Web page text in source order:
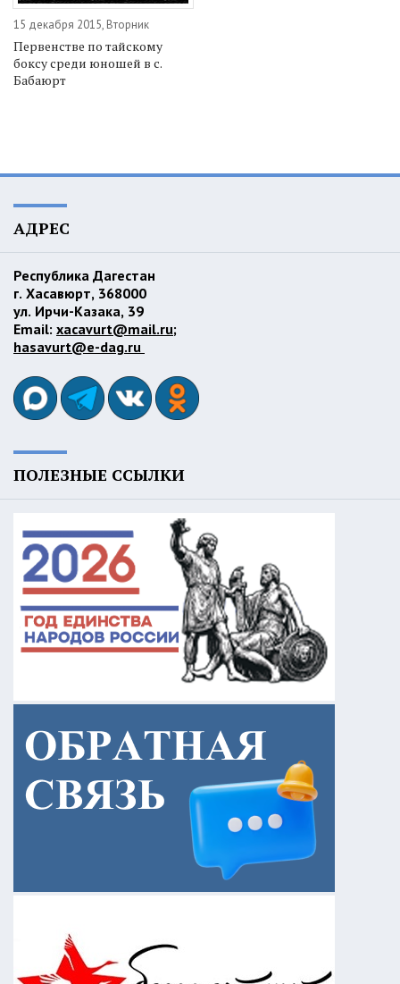
15 декабря 2015, Вторник
Первенстве по тайскому
боксу среди юношей в с.
Бабаюрт
АДРЕС
Республика Дагестан
г. Хасавюрт, 368000
ул. Ирчи-Казака, 39
Email: xacavurt@mail.ru;
hasavurt@e-dag.ru
ПОЛЕЗНЫЕ ССЫЛКИ